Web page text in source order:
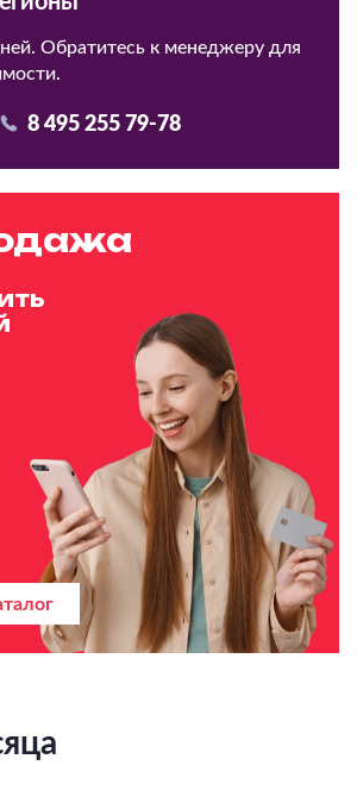
Обратитесь к менеджеру для
8 495 255 79-78